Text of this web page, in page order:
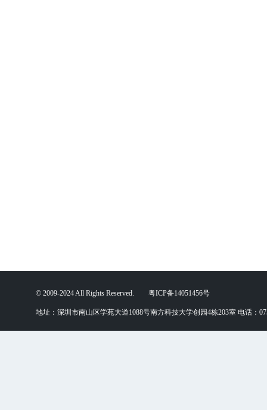
© 2009-2024 All Rights Reserved. 粤ICP备14051456号
地址：深圳市南山区学苑大道1088号南方科技大学创园4栋203室 电话：